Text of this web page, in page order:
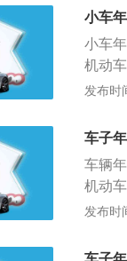
印有
不合
合格
限的
小车
小车
机动
较直
印有
不合
合格
限的
发布时
车子
车辆
机动
较直
印有
发布时